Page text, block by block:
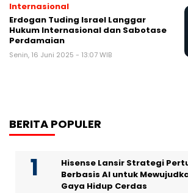
Internasional
Erdogan Tuding Israel Langgar
Hukum Internasional dan Sabotase
Perdamaian
Senin, 16 Juni 2025 - 13:07 WIB
BERITA POPULER
Hisense Lansir Strategi
Berbasis AI untuk
Gaya Hidup Cerdas